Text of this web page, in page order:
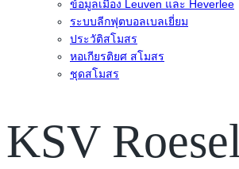
ข้อมูลเมือง Leuven และ Heverlee
ระบบลีกฟุตบอลเบลเยี่ยม
ประวัติสโมสร
หอเกียรติยศ สโมสร
ชุดสโมสร
KSV